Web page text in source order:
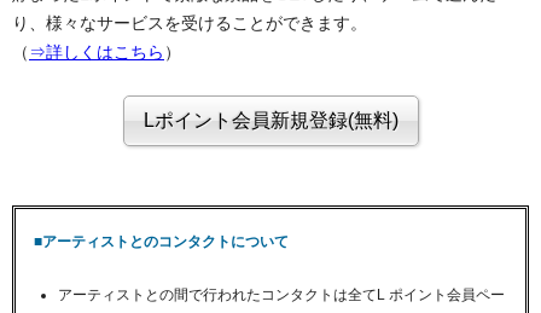
り、様々なサービスを受けることができます。
（ ⇒詳しくはこちら ）
■アーティストとのコンタクトについて
アーティストとの間で行われたコンタクトは全てL ポイント会員ペー